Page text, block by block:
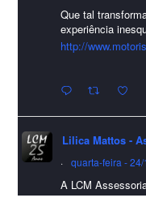
A Abrafas - Associação
Sintéticas foi destaque
incertezas do mercado
Confira detalhes 🗞📰📈
#sustentabilidade
#IndústriaTêxtil
Foto
Que tal
experiência
http://
Lilica Mattos -
·
quarta-feira -
A LCM
2026 repleto de